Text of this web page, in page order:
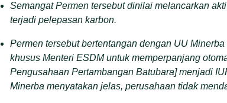
Semangat Permen tersebut dinilai melancarkan
terjadi pelepasan karbon.
Permen tersebut bertentangan dengan UU
khusus Menteri ESDM untuk memperpanjang
Pengusahaan Pertambangan Batubara] menjadi
Minerba menyatakan jelas, perusahaan tidak